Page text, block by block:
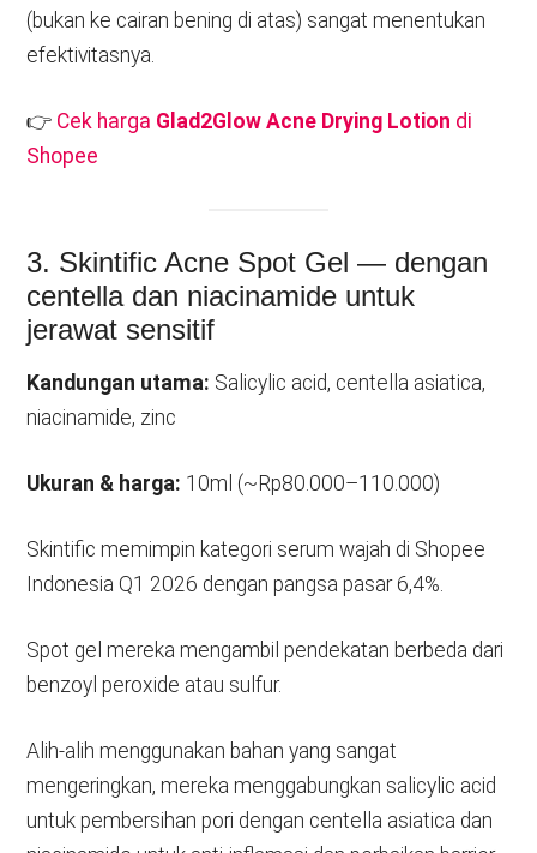
(bukan ke cairan bening di atas) sangat menentukan
efektivitasnya.
👉 Cek harga Glad2Glow Acne Drying Lotion di
Shopee
3. Skintific Acne Spot Gel — dengan
centella dan niacinamide untuk
jerawat sensitif
Kandungan utama: Salicylic acid, centella asiatica,
niacinamide, zinc
Ukuran & harga: 10ml (~Rp80.000–110.000)
Skintific memimpin kategori serum wajah di Shopee
Indonesia Q1 2026 dengan pangsa pasar 6,4%.
Spot gel mereka mengambil pendekatan berbeda dari
benzoyl peroxide atau sulfur.
Alih-alih menggunakan bahan yang sangat
mengeringkan, mereka menggabungkan salicylic acid
untuk pembersihan pori dengan centella asiatica dan